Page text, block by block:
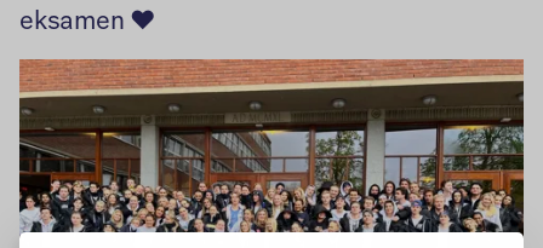
eksamen ❤